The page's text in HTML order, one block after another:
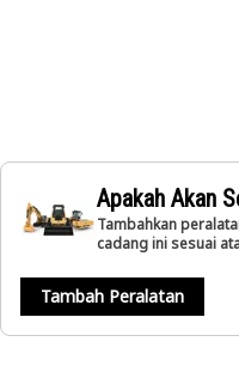
Apakah Akan
Tambahkan
cadang ini sesuai
Tambah Peralatan